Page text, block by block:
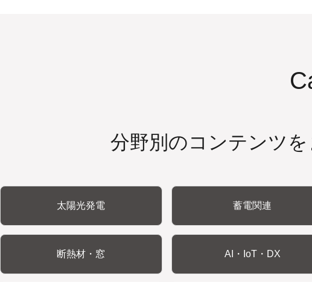
分野別のコンテンツ
太陽光発電 蓄電関連
断熱材・窓 AI・IoT・DX